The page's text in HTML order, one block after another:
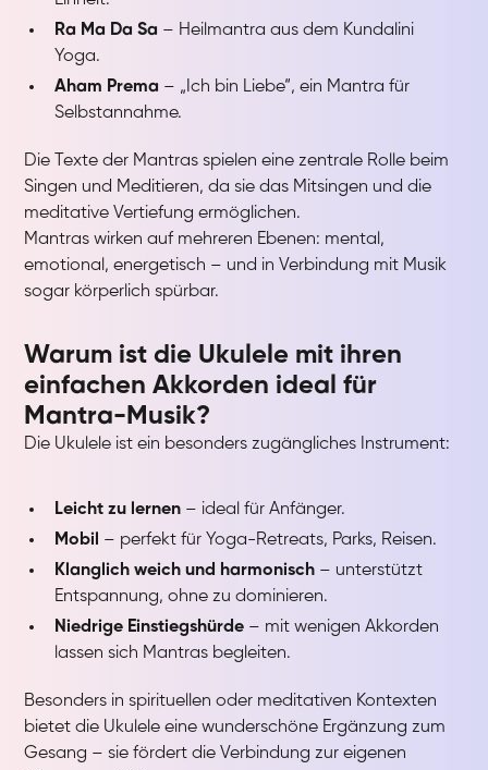
Ra Ma Da Sa – Heilmantra aus dem Kundalini
Yoga.
Aham Prema – „Ich bin Liebe“, ein Mantra für
Selbstannahme.
Die Texte der Mantras spielen eine zentrale Rolle beim
Singen und Meditieren, da sie das Mitsingen und die
meditative Vertiefung ermöglichen.
Mantras wirken auf mehreren Ebenen: mental,
emotional, energetisch – und in Verbindung mit Musik
sogar körperlich spürbar.
Warum ist die Ukulele mit ihren
einfachen Akkorden ideal für
Mantra-Musik?
Die Ukulele ist ein besonders zugängliches Instrument:
Leicht zu lernen – ideal für Anfänger.
Mobil – perfekt für Yoga-Retreats, Parks, Reisen.
Klanglich weich und harmonisch – unterstützt
Entspannung, ohne zu dominieren.
Niedrige Einstiegshürde – mit wenigen Akkorden
lassen sich Mantras begleiten.
Besonders in spirituellen oder meditativen Kontexten
bietet die Ukulele eine wunderschöne Ergänzung zum
Gesang – sie fördert die Verbindung zur eigenen